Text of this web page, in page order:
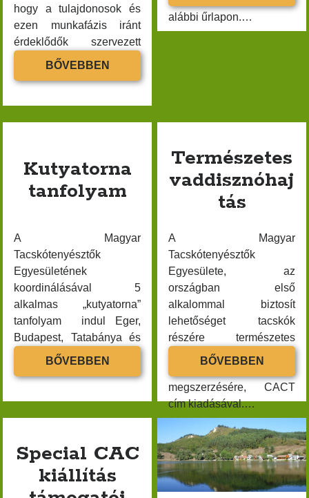
KATEGÓRIÁK
Egyebek
2026 március
2025 november
2025 október
2025 szeptember
2025 augusztus
2025 július
2025 június
2024 augusztus
2024 június
hogy a tulajdonosok és
ezen munkafázis iránt
érdeklődők szervezett
oktatás keretében
BŐVEBBENMESTERSÉGES
VÉRCSAPA
alábbi űrlapon.…
Kutyatorna
tanfolyam
A Magyar
Tacskótenyésztők
Egyesületének
koordinálásával 5
alkalmas „kutyatorna”
tanfolyam indul Eger,
Budapest, Tatabánya és
Pécs, Győr, Szeged,
BŐVEBBENKUTYATORNA
TANFOLYAM
Természetes
vaddisznóhaj
tás
A Magyar
Tacskótenyésztők
Egyesülete, az
országban első
alkalommal biztosít
lehetőséget tacskók
részére természetes
vaddisznóhajtás
megszerzésére, CACT
cím kiadásával.…
BŐVEBBEN
Special CAC
kiállítás